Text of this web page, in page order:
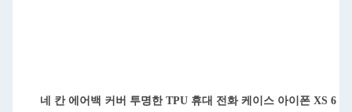
1mm TPU 뒷 케이스 투명 선명한 전화 케이스 아이폰 XS XR